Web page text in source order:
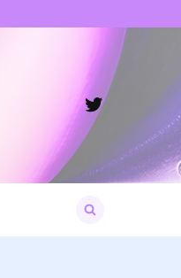
Twitter
for: